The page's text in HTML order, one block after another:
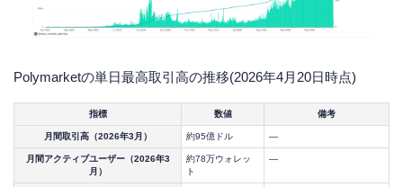
Polymarketの単日最高取引高の推移(2026年4月20日時点)
指標 数値 備考
月間取引高（2026年3月） 約95億ドル —
月間アクティブユーザー（2026年3
月）
約78万ウォレッ
ト
—